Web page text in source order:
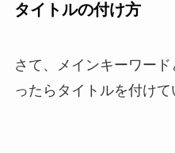
タイトルの付け方
さて、メインキーワー
ったらタイトルを付けて